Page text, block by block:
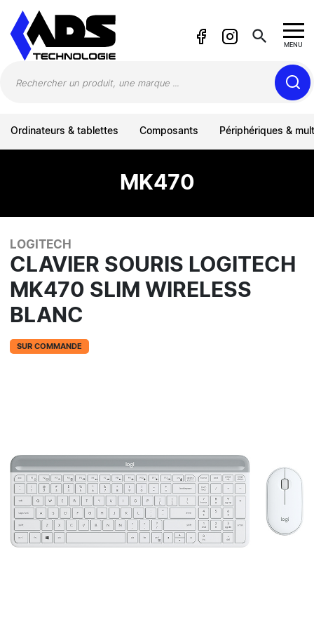
search MENU
Ordinateurs & tablettes Composants Périphériques &
MK470
LOGITECH
CLAVIER SOURIS LOGITECH
MK470 SLIM WIRELESS
BLANC
SUR COMMANDE